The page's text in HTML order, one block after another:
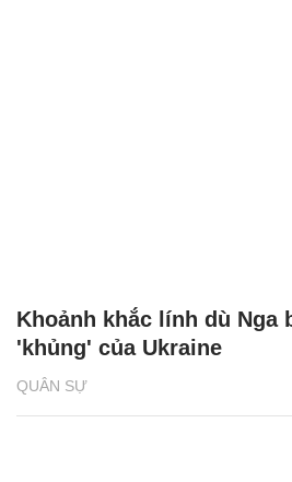
QUÂN SỰ
Khoảnh khắc lính dù Nga
'khủng' của Ukraine